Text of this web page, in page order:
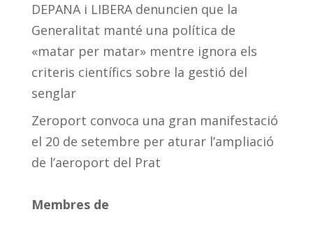
DEPANA i LIBERA denuncien que la
Generalitat manté una política de
«matar per matar» mentre ignora els
criteris científics sobre la gestió del
senglar
Zeroport convoca una gran manifestació
el 20 de setembre per aturar l’ampliació
de l’aeroport del Prat
Membres de